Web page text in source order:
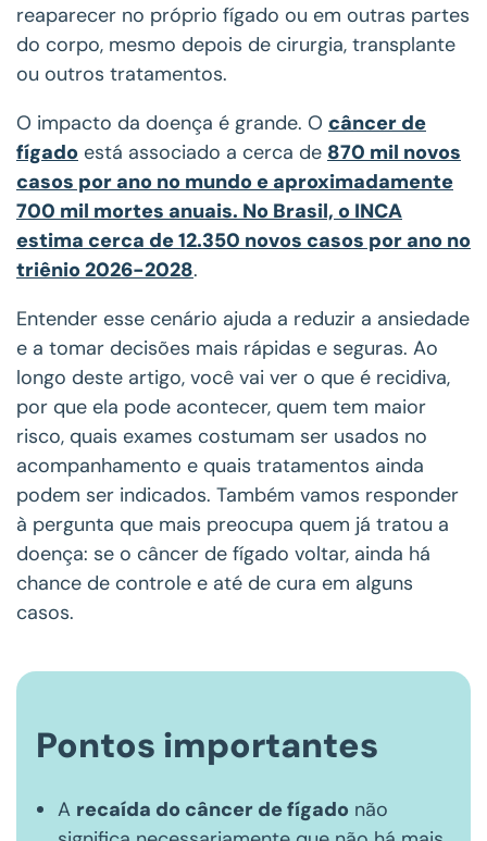
reaparecer no próprio fígado ou em outras partes
do corpo, mesmo depois de cirurgia, transplante
ou outros tratamentos.
O impacto da doença é grande. O câncer de
fígado está associado a cerca de 870 mil novos
casos por ano no mundo e aproximadamente
700 mil mortes anuais. No Brasil, o INCA
estima cerca de 12.350 novos casos por ano no
triênio 2026-2028.
Entender esse cenário ajuda a reduzir a ansiedade
e a tomar decisões mais rápidas e seguras. Ao
longo deste artigo, você vai ver o que é recidiva,
por que ela pode acontecer, quem tem maior
risco, quais exames costumam ser usados no
acompanhamento e quais tratamentos ainda
podem ser indicados. Também vamos responder
à pergunta que mais preocupa quem já tratou a
doença: se o câncer de fígado voltar, ainda há
chance de controle e até de cura em alguns
casos.
Pontos importantes
A recaída do câncer de fígado não